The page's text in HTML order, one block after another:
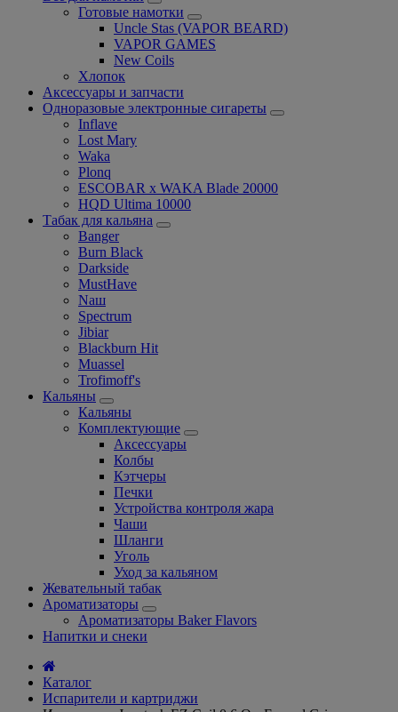
Готовые намотки
Uncle Stas (VAPOR BEARD)
VAPOR GAMES
New Coils
Хлопок
Аксессуары и запчасти
Одноразовые электронные сигареты
Inflave
Lost Mary
Waka
Plonq
ESCOBAR x WAKA Blade 20000
HQD Ultima 10000
Табак для кальяна
Banger
Burn Black
Darkside
MustHave
Nаш
Spectrum
Jibiar
Blackburn Hit
Muassel
Trofimoff's
Кальяны
Кальяны
Комплектующие
Аксессуары
Колбы
Кэтчеры
Печки
Устройства контроля жара
Чаши
Шланги
Уголь
Уход за кальяном
Жевательный табак
Ароматизаторы
Ароматизаторы Baker Flavors
Напитки и снеки
Каталог
Испарители и картриджи